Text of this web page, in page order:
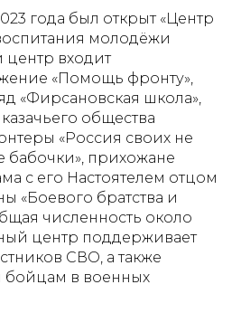
года был открыт «Центр
молодёжи
входит
«Помощь фронту»,
«Фирсановская школа»,
общества
«Россия своих не
бабочки», прихожане
с его Настоятелем отцом
«Боевого братства и
численность около
центр поддерживает
СВО, а также
бойцам в военных